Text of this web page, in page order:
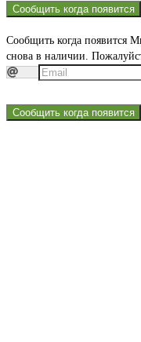
Сообщить когда появится
Сообщить когда появится
снова в наличии.
Сообщить когда появится